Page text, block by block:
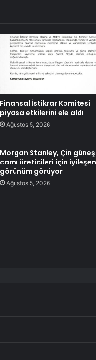
Finansal İstikrar Komitesi
piyasa etkilerini ele aldı
Ağustos 5, 2026
Morgan Stanley, Çin güneş
camı üreticileri için iyileşen
görünüm görüyor
Ağustos 5, 2026